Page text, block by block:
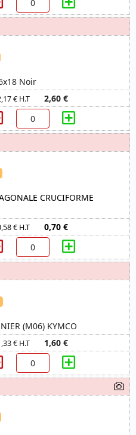
Noir
€ H.T 2,60 €
CRUCIFORME
€ H.T 0,70 €
(M06) KYMCO
€ H.T 1,60 €